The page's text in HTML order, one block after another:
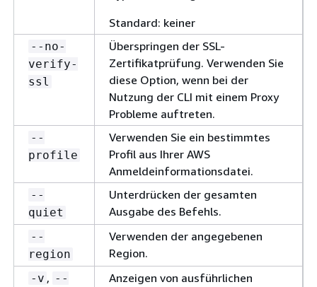
Standard: keiner
--no-
verify-
ssl
Überspringen der SSL-
Zertifikatprüfung. Verwenden Sie
diese Option, wenn bei der
Nutzung der CLI mit einem Proxy
Probleme auftreten.
--
profile
Verwenden Sie ein bestimmtes
Profil aus Ihrer AWS
Anmeldeinformationsdatei.
--
quiet
Unterdrücken der gesamten
Ausgabe des Befehls.
--
region
Verwenden der angegebenen
Region.
-v , --
Anzeigen von ausführlichen